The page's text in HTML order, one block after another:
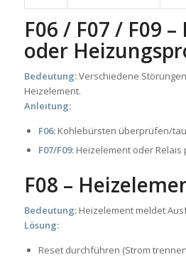
F06 / F07 / F09
oder
Bedeutung:Verschiedene
Heizelement.
Anleitung:
F06: Kohlebürsten überprüfen/
F07/F09: Heizelement oder
F08 –
Bedeutung:Heizelement meldet
Lösung:
Reset durchführen (Strom